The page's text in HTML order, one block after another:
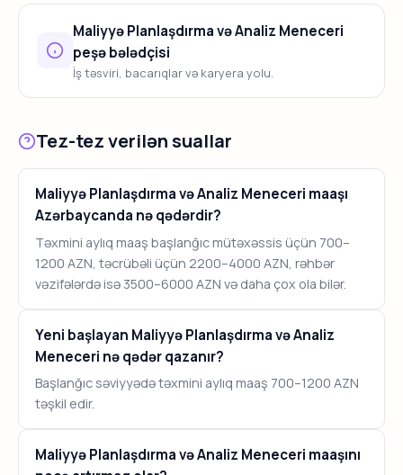
Maliyyə Planlaşdırma və Analiz Meneceri
peşə bələdçisi
İş təsviri, bacarıqlar və karyera yolu.
Tez-tez verilən suallar
Maliyyə Planlaşdırma və Analiz Meneceri maaşı
Azərbaycanda nə qədərdir?
Təxmini aylıq maaş başlanğıc mütəxəssis üçün 700–
1200 AZN, təcrübəli üçün 2200–4000 AZN, rəhbər
vəzifələrdə isə 3500–6000 AZN və daha çox ola bilər.
Yeni başlayan Maliyyə Planlaşdırma və Analiz
Meneceri nə qədər qazanır?
Başlanğıc səviyyədə təxmini aylıq maaş 700–1200 AZN
təşkil edir.
Maliyyə Planlaşdırma və Analiz Meneceri maaşını